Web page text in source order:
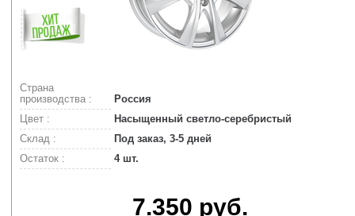
Страна
производства :
Россия
Цвет :
Насыщенный светло-серебристый
Склад :
Под заказ, 3-5 дней
Остаток :
4 шт.
7.350 руб.